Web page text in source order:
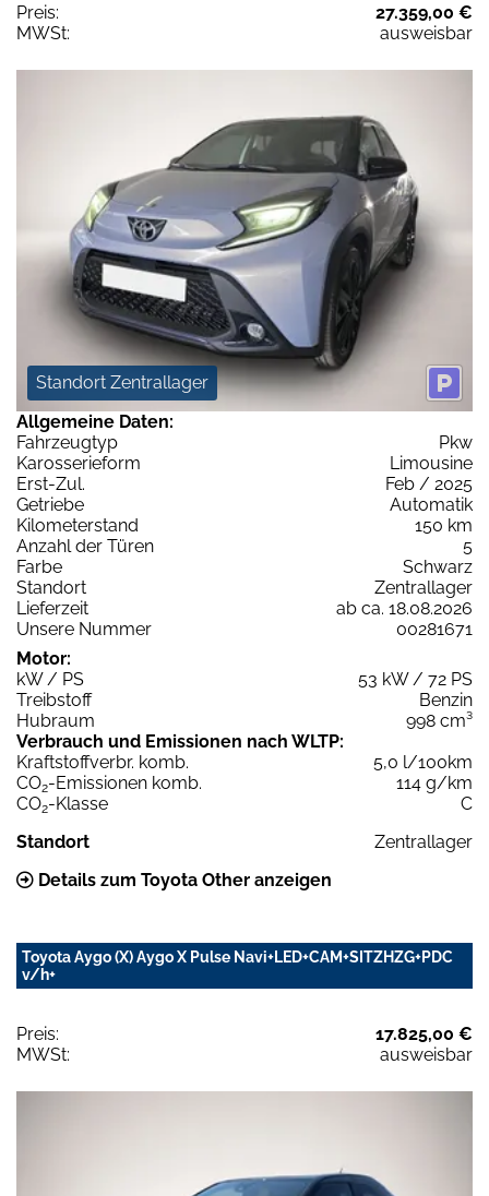
Preis:
27.359,00 €
MWSt:
ausweisbar
Standort Zentrallager
Allgemeine Daten:
Fahrzeugtyp
Pkw
Karosserieform
Limousine
Erst-Zul.
Feb / 2025
Getriebe
Automatik
Kilometerstand
150 km
Anzahl der Türen
5
Farbe
Schwarz
Standort
Zentrallager
Lieferzeit
ab ca. 18.08.2026
Unsere Nummer
00281671
Motor:
kW / PS
53 kW / 72 PS
Treibstoff
Benzin
Hubraum
998 cm³
Verbrauch und Emissionen nach WLTP:
Kraftstoffverbr. komb.
5,0 l/100km
CO2-Emissionen komb.
114 g/km
CO2-Klasse
C
Standort
Zentrallager
Details zum Toyota Other anzeigen
Toyota Aygo (X) Aygo X Pulse Navi+LED+CAM+SITZHZG+PDC
v/h+
Preis:
17.825,00 €
MWSt:
ausweisbar